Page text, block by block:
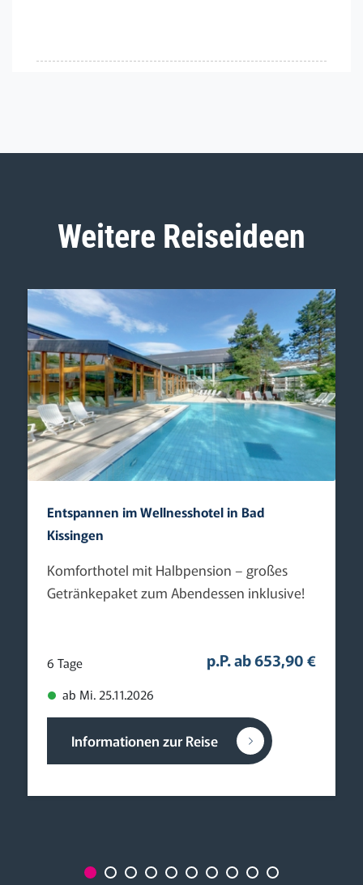
Weitere Reiseideen
Entspannen im Wellnesshotel in Bad
Kissingen
Komforthotel mit Halbpension – großes
Getränkepaket zum Abendessen inklusive!
6 Tage
ab Mi. 25.11.2026
p.P. ab 653,90 €
Informationen zur Reise